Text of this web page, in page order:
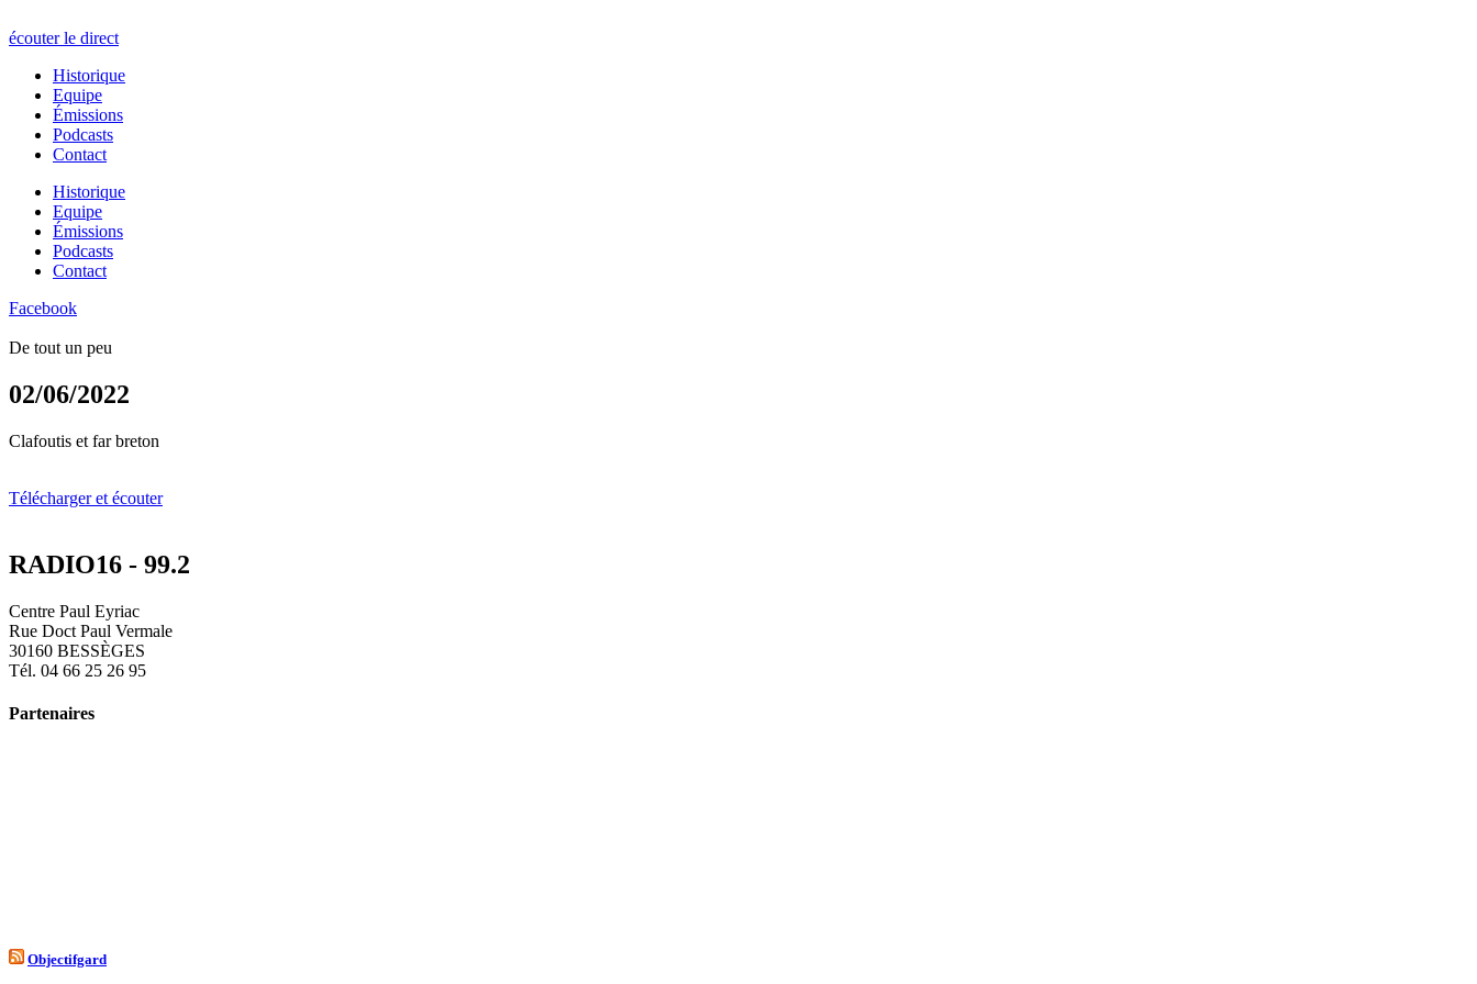
écouter le direct
Historique
Equipe
Émissions
Podcasts
Contact
Historique
Equipe
Émissions
Podcasts
Contact
Facebook
De tout un peu
02/06/2022
Clafoutis et far breton
Télécharger et écouter
RADIO16 - 99.2
Centre Paul Eyriac
Rue Doct Paul Vermale
30160 BESSÈGES
Tél. 04 66 25 26 95
Partenaires
Objectifgard